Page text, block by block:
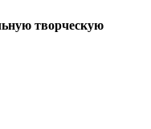
творческую